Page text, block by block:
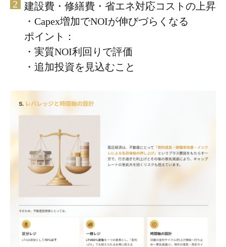
建設費・修繕費・省エネ対応コストの上昇
・Capex増加でNOIが伸びづらくなる
ポイント：
・実質NOI利回りで評価
・追加投資を見込むこと